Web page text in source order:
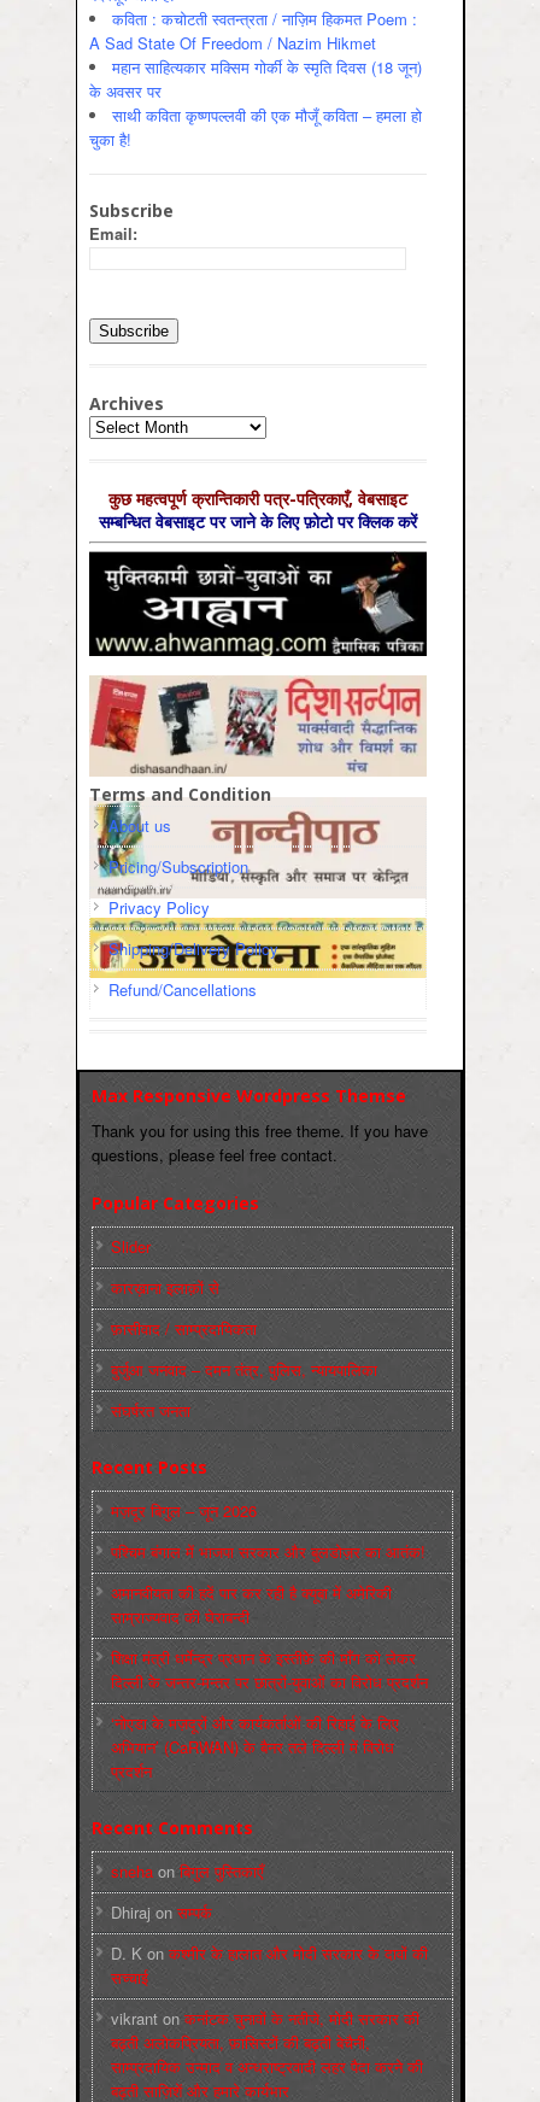
कविता : कचोटती स्वतन्त्रता / नाज़िम हिकमत Poem :
A Sad State Of Freedom / Nazim Hikmet
महान साहित्यकार मक्सिम गोर्की के स्मृति दिवस (18 जून)
के अवसर पर
साथी कविता कृष्णपल्लवी की एक मौजूँ कविता – हमला हो
चुका है!
Subscribe
Email:
Archives
Archives
कुछ महत्‍वपूर्ण क्रान्तिकारी पत्र-पत्रिकाएँ, वेबसाइट
सम्‍बन्धित वेबसाइट पर जाने के लिए फ़ोटो पर क्लिक करें
Terms and Condition
About us
Pricing/Subscription
Privacy Policy
Shipping/Delivery Policy
Refund/Cancellations
Max Responsive Wordpress Themse
Thank you for using this free theme. If you have
questions, please feel free contact.
Popular Categories
Slider
कारख़ाना इलाक़ों से
फ़ासीवाद / साम्‍प्रदायिकता
बुर्जुआ जनवाद – दमन तंत्र, पुलिस, न्‍यायपालिका
संघर्षरत जनता
Recent Posts
मज़दूर बिगुल – जून 2026
पश्चिम बंगाल में भाजपा सरकार और बुलडोज़र का आतंक!
अमानवीयता की हदें पार कर रही है क्यूबा में अमेरिकी
साम्राज्यवाद की घेराबन्दी
शिक्षा मंत्री धर्मेन्द्र प्रधान के इस्तीफ़े की माँग को लेकर
दिल्ली के जन्तर-मन्तर पर छात्रों-युवाओं का विरोध प्रदर्शन
‘नोएडा के मज़दूरों और कार्यकर्ताओं की रिहाई के लिए
अभियान’ (CaRWAN) के बैनर तले दिल्ली में विरोध
प्रदर्शन
Recent Comments
sneha on बिगुल पुस्तिकाएँ
Dhiraj on सम्पर्क
D. K on कश्मीर के हालात और मोदी सरकार के दावों की
सच्चाई
vikrant onकर्नाटक चुनावों के नतीजे, मोदी सरकार की
बढ़ती अलोकप्रियता, फ़ासिस्टों की बढ़ती बेचैनी,
साम्प्रदायिक उन्माद व अन्धराष्ट्रवादी लहर पैदा करने की
बढ़ती साज़िशें और हमारे कार्यभार